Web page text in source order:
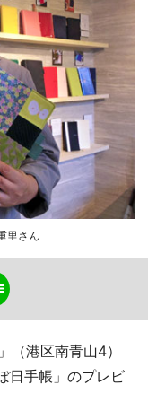
里さん
港区南青山4）
日手帳」のプレビ